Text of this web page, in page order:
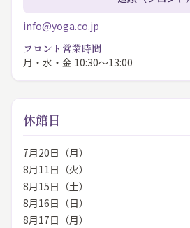
info@yoga.co.jp
フロント営業時間
月・水・金 10:30〜13:00
休館日
7月20日（月）
8月11日（火）
8月15日（土）
8月16日（日）
8月17日（月）